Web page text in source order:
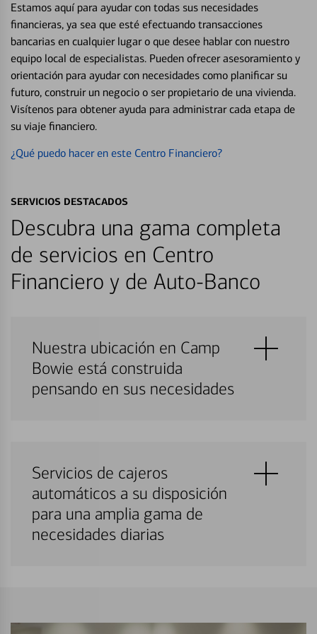
Estamos aquí para ayudar con todas sus necesidades
financieras, ya sea que esté efectuando transacciones
bancarias en cualquier lugar o que desee hablar con nuestro
equipo local de especialistas. Pueden ofrecer asesoramiento y
orientación para ayudar con necesidades como planificar su
futuro, construir un negocio o ser propietario de una vivienda.
Visítenos para obtener ayuda para administrar cada etapa de
su viaje financiero.
¿Qué puedo hacer en este Centro Financiero?
SERVICIOS DESTACADOS
Descubra una gama completa
de servicios en Centro
Financiero y de Auto-Banco
Nuestra ubicación en Camp
Bowie está construida
pensando en sus necesidades
Servicios de cajeros
automáticos a su disposición
para una amplia gama de
necesidades diarias